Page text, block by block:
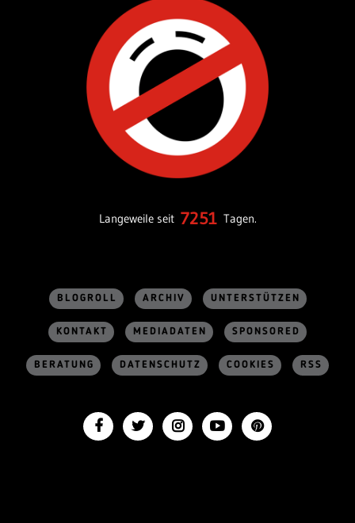
Langeweile seit 7251 Tagen.
BLOGROLL ARCHIV UNTERSTÜTZEN
KONTAKT MEDIADATEN SPONSORED
BERATUNG DATENSCHUTZ COOKIES RSS